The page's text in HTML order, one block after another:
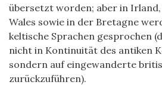
übersetzt worden; aber in
Wales sowie in der Bretagne
keltische Sprachen gesprochen
nicht in Kontinuität des antiken
sondern auf eingewanderte
zurückzuführen).